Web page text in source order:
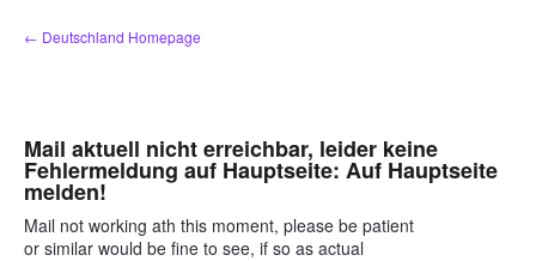
Zum
Inhalt
← Deutschland Homepage
Mail aktuell nicht erreichbar, leider keine
Fehlermeldung auf Hauptseite: Auf Hauptseite
melden!
Mail not working ath this moment, please be patient
or similar would be fine to see, if so as actual